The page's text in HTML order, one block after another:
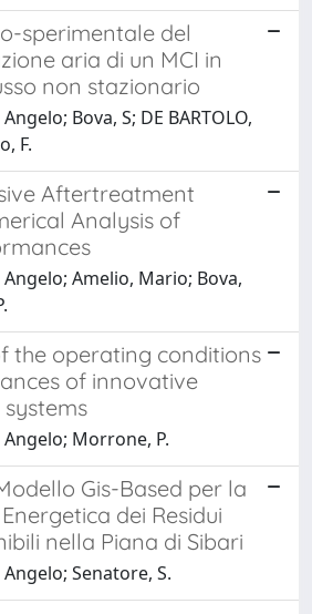
sperimentale del
aria di un MCI in
non stazionario
Bova, S; DE BARTOLO,
F.
Aftertreatment
Analysis of
Amelio, Mario; Bova,
the operating conditions
of innovative
Morrone, P.
Gis-Based per la
dei Residui
nella Piana di Sibari
Senatore, S.